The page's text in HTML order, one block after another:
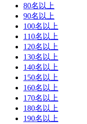
80名以上
90名以上
100名以上
110名以上
120名以上
130名以上
140名以上
150名以上
160名以上
170名以上
180名以上
190名以上